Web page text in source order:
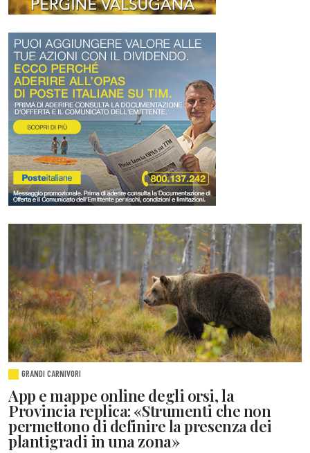
GRANDI CARNIVORI
App e mappe online degli orsi, la
Provincia replica: «Strumenti che non
permettono di definire la presenza dei
plantigradi in una zona»